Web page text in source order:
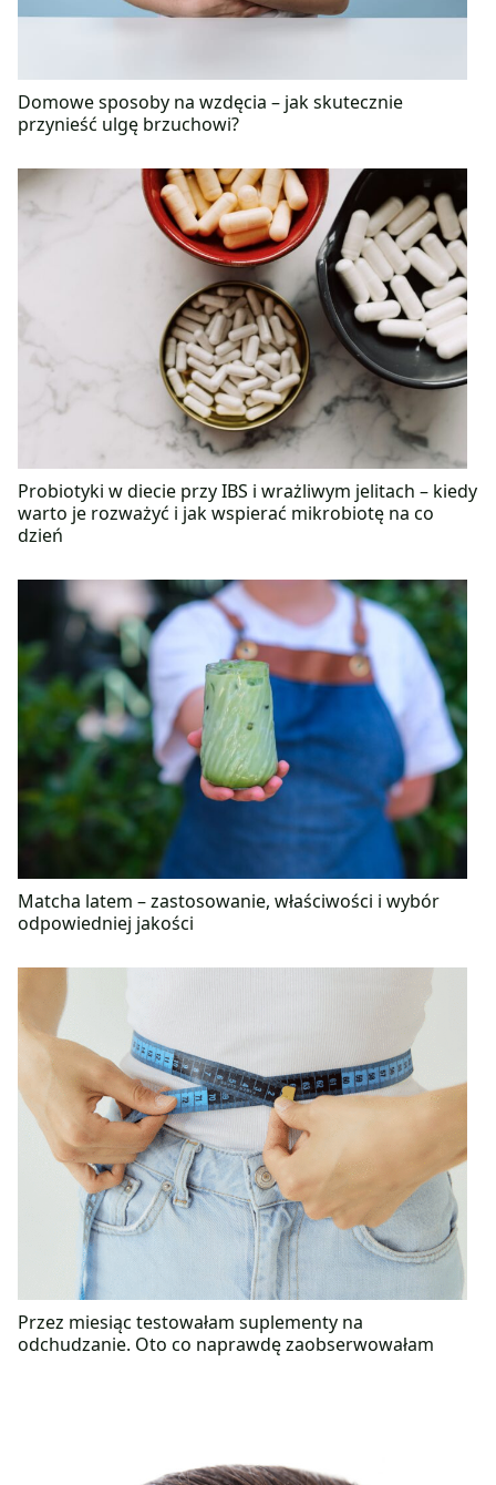
Domowe sposoby na wzdęcia – jak skutecznie
przynieść ulgę brzuchowi?
Probiotyki w diecie przy IBS i wrażliwym jelitach – kiedy
warto je rozważyć i jak wspierać mikrobiotę na co
dzień
Matcha latem – zastosowanie, właściwości i wybór
odpowiedniej jakości
Przez miesiąc testowałam suplementy na
odchudzanie. Oto co naprawdę zaobserwowałam